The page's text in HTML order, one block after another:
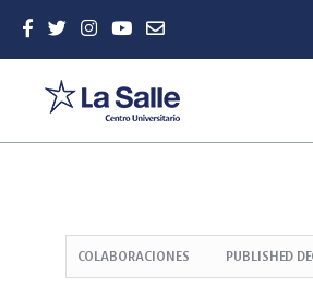
COLABORACIONES PUBLISHED